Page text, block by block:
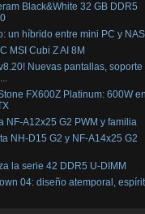
Black&White 32 GB DDR5
un híbrido entre mini PC y NAS
MSI Cubi Z AI 8M
Nuevas pantallas, soporte
FX600Z Platinum: 600W
NF-A12x25 G2 PWM y familia
NH-D15 G2 y NF-A14x25 G2
la serie 42 DDR5 U-DIMM
04: diseño atemporal,